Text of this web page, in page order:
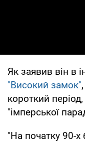
Як заявив він в
"Високий замок"
короткий
"імперської
"На початку 90-х